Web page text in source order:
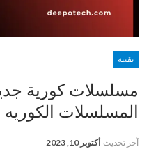
تقنية
المسلسلات الكوريه 2023
آخر تحديث أكتوبر 10, 2023